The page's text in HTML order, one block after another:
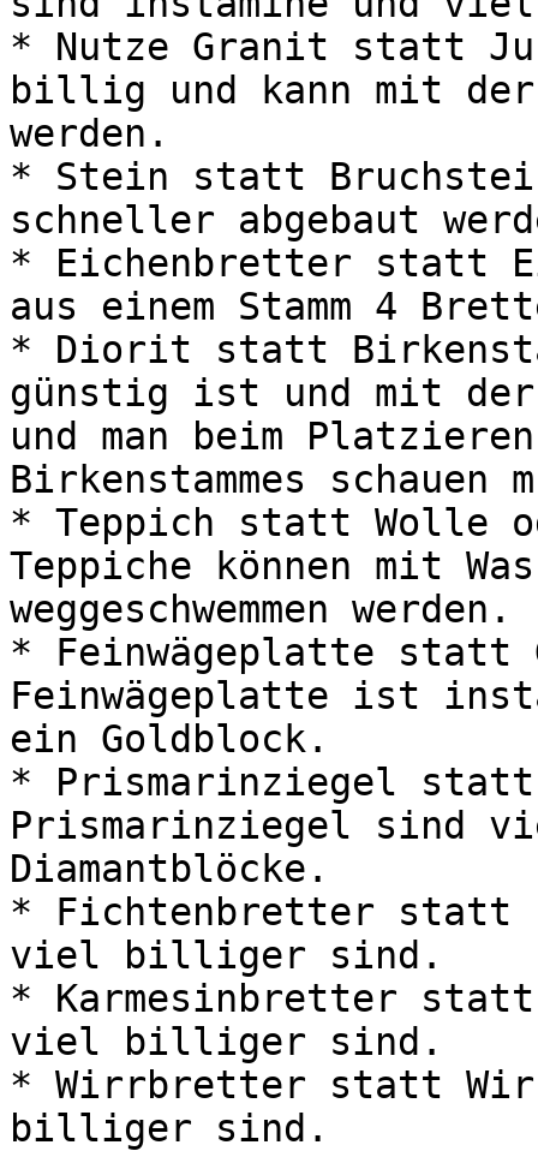
* Nutze Granit statt
billig und kann mit der
werden.
* Stein statt
schneller abgebaut
* Eichenbretter statt
aus einem Stamm 4
* Diorit statt
günstig ist und mit der
und man beim
Birkenstammes schauen
* Teppich statt Wolle
Teppiche können mit
weggeschwemmen werden.
* Feinwägeplatte statt
Feinwägeplatte ist
ein Goldblock.
* Prismarinziegel statt
Prismarinziegel sind
Diamantblöcke.
* Fichtenbretter statt
viel billiger sind.
* Karmesinbretter
viel billiger sind.
* Wirrbretter statt
billiger sind.